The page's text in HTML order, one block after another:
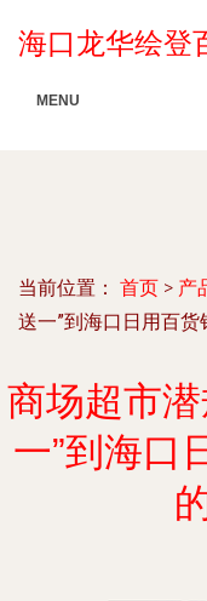
海口龙华绘登
MENU
当前位置： 首页 > 产
送一”到海口日用百
商场超市
一”到海口